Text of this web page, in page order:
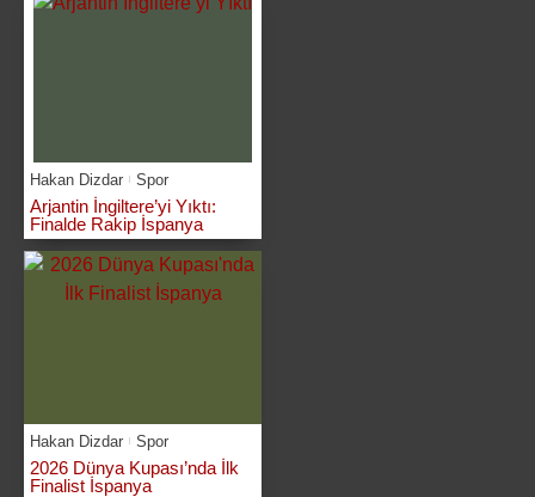
Hakan Dizdar Spor
Arjantin İngiltere’yi Yıktı:
Finalde Rakip İspanya
Hakan Dizdar Spor
2026 Dünya Kupası’nda İlk
Finalist İspanya